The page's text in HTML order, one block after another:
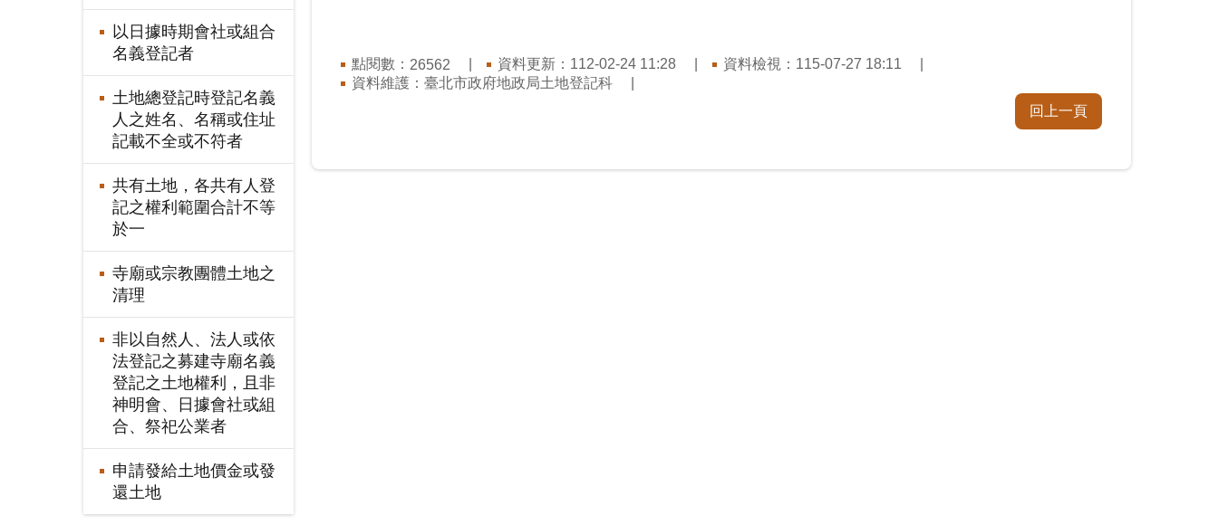
以日據時期會社或組合
名義登記者
土地總登記時登記名義
人之姓名、名稱或住址
記載不全或不符者
共有土地，各共有人登
記之權利範圍合計不等
於一
寺廟或宗教團體土地之
清理
非以自然人、法人或依
法登記之募建寺廟名義
登記之土地權利，且非
神明會、日據會社或組
合、祭祀公業者
申請發給土地價金或發
還土地
點閱數： 26562 資料更新：112-02-24 11:28
資料檢視：115-07-27 18:11
資料維護：臺北市政府地政局土地登記科
回上一頁